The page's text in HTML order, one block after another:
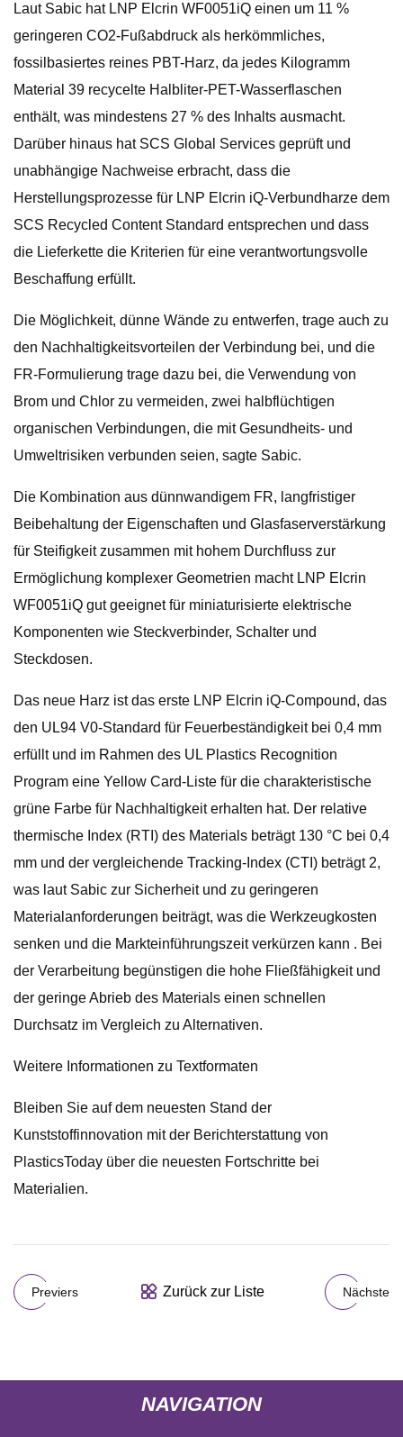
Laut Sabic hat LNP Elcrin WF0051iQ einen um 11 %
geringeren CO2-Fußabdruck als herkömmliches,
fossilbasiertes reines PBT-Harz, da jedes Kilogramm
Material 39 recycelte Halbliter-PET-Wasserflaschen
enthält, was mindestens 27 % des Inhalts ausmacht.
Darüber hinaus hat SCS Global Services geprüft und
unabhängige Nachweise erbracht, dass die
Herstellungsprozesse für LNP Elcrin iQ-Verbundharze dem
SCS Recycled Content Standard entsprechen und dass
die Lieferkette die Kriterien für eine verantwortungsvolle
Beschaffung erfüllt.
Die Möglichkeit, dünne Wände zu entwerfen, trage auch zu
den Nachhaltigkeitsvorteilen der Verbindung bei, und die
FR-Formulierung trage dazu bei, die Verwendung von
Brom und Chlor zu vermeiden, zwei halbflüchtigen
organischen Verbindungen, die mit Gesundheits- und
Umweltrisiken verbunden seien, sagte Sabic.
Die Kombination aus dünnwandigem FR, langfristiger
Beibehaltung der Eigenschaften und Glasfaserverstärkung
für Steifigkeit zusammen mit hohem Durchfluss zur
Ermöglichung komplexer Geometrien macht LNP Elcrin
WF0051iQ gut geeignet für miniaturisierte elektrische
Komponenten wie Steckverbinder, Schalter und
Steckdosen.
Das neue Harz ist das erste LNP Elcrin iQ-Compound, das
den UL94 V0-Standard für Feuerbeständigkeit bei 0,4 mm
erfüllt und im Rahmen des UL Plastics Recognition
Program eine Yellow Card-Liste für die charakteristische
grüne Farbe für Nachhaltigkeit erhalten hat. Der relative
thermische Index (RTI) des Materials beträgt 130 °C bei 0,4
mm und der vergleichende Tracking-Index (CTI) beträgt 2,
was laut Sabic zur Sicherheit und zu geringeren
Materialanforderungen beiträgt, was die Werkzeugkosten
senken und die Markteinführungszeit verkürzen kann . Bei
der Verarbeitung begünstigen die hohe Fließfähigkeit und
der geringe Abrieb des Materials einen schnellen
Durchsatz im Vergleich zu Alternativen.
Weitere Informationen zu Textformaten
Bleiben Sie auf dem neuesten Stand der
Kunststoffinnovation mit der Berichterstattung von
PlasticsToday über die neuesten Fortschritte bei
Materialien.
Previers Zurück zur Liste Nächste
NAVIGATION